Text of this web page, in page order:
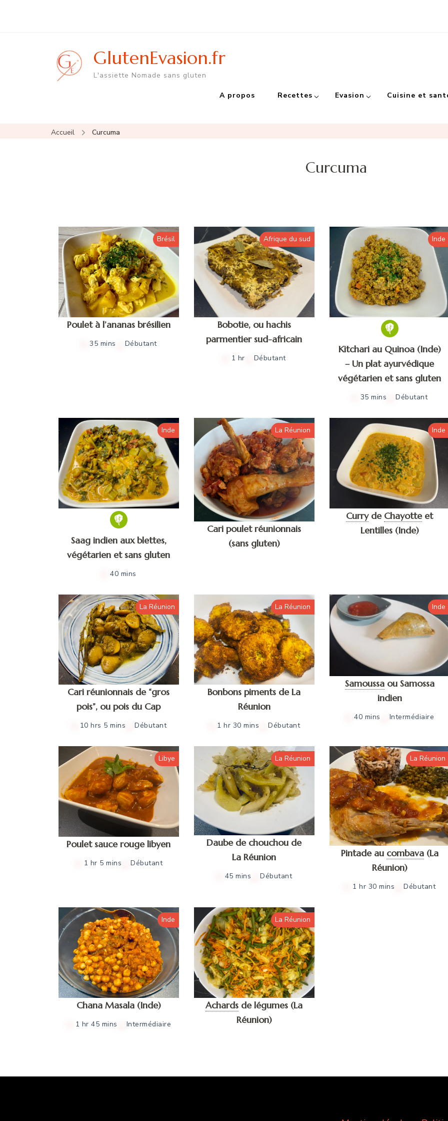
GlutenEvasion.fr
L'assiette Nomade sans gluten
A propos Recettes Evasion Cuisine et
Accueil Curcuma
Curcuma
Brésil
Poulet à l’ananas brésilien
35 mins Débutant
Afrique du sud
Bobotie, ou hachis
parmentier sud-africain
1 hr Débutant
Inde
Kitchari au Quinoa (Inde)
– Un plat ayurvédique
végétarien et sans gluten
35 mins Débutant
Inde
Saag indien aux blettes,
végétarien et sans gluten
40 mins
La Réunion
Cari poulet réunionnais
(sans gluten)
Inde
Curry de Chayotte et
Lentilles (Inde)
La Réunion
Cari réunionnais de “gros
pois”, ou pois du Cap
10 hrs 5 mins Débutant
La Réunion
Bonbons piments de La
Réunion
1 hr 30 mins Débutant
Inde
Samoussa ou Samossa
indien
40 mins Intermédiaire
Libye
Poulet sauce rouge libyen
1 hr 5 mins Débutant
La Réunion
Daube de chouchou de
La Réunion
45 mins Débutant
La Réunion
Pintade au combava (La
Réunion)
1 hr 30 mins Débutant
Inde
Chana Masala (Inde)
1 hr 45 mins Intermédiaire
La Réunion
Achards de légumes (La
Réunion)